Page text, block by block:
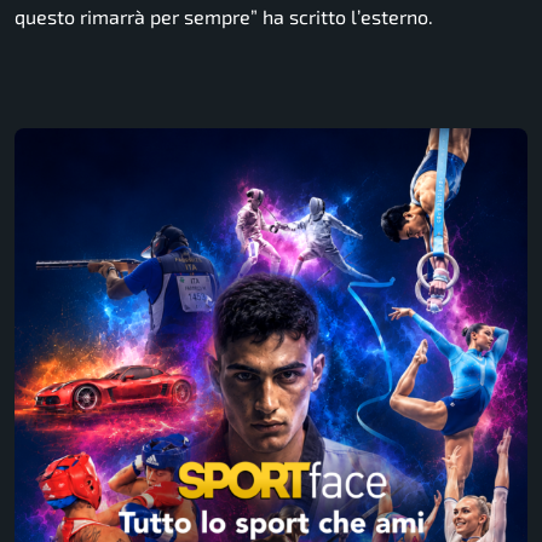
questo rimarrà per sempre” ha scritto l’esterno.